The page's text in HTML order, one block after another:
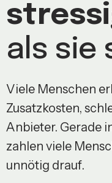
als sie
Viele Menschen
Zusatzkosten,
Anbieter. Gerade
zahlen viele
unnötig drauf.